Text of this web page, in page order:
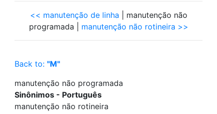
<< manutenção de linha | manutenção não
programada | manutenção não rotineira >>
Back to: "M"
manutenção não programada
Sinônimos - Português
manutenção não rotineira